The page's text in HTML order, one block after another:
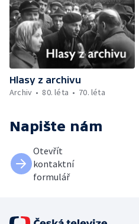
Hlasy z archivu
Archiv
80. léta 70. léta
Napište nám
Otevřít
kontaktní
formulář